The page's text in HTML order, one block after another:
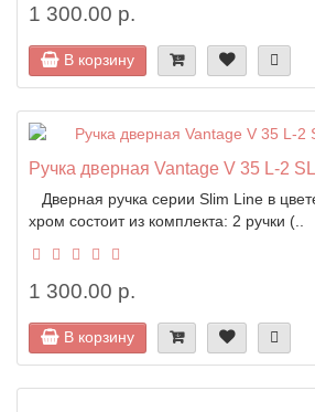
1 300.00 р.
В корзину
Ручка дверная Vantage V 35 L-2
Дверная ручка серии Slim Line в
хром состоит из комплекта: 2 ручки (..
1 300.00 р.
В корзину